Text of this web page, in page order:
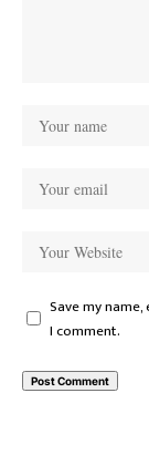
Save my
I comment.